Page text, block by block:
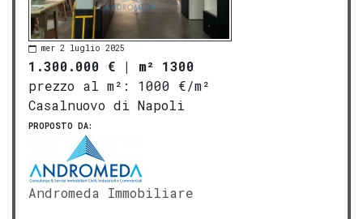
mer 2 luglio 2025
1.300.000 € | m² 1300
prezzo al m²:
1000 €/m²
Casalnuovo di Napoli
PROPOSTO DA:
Andromeda Immobiliare